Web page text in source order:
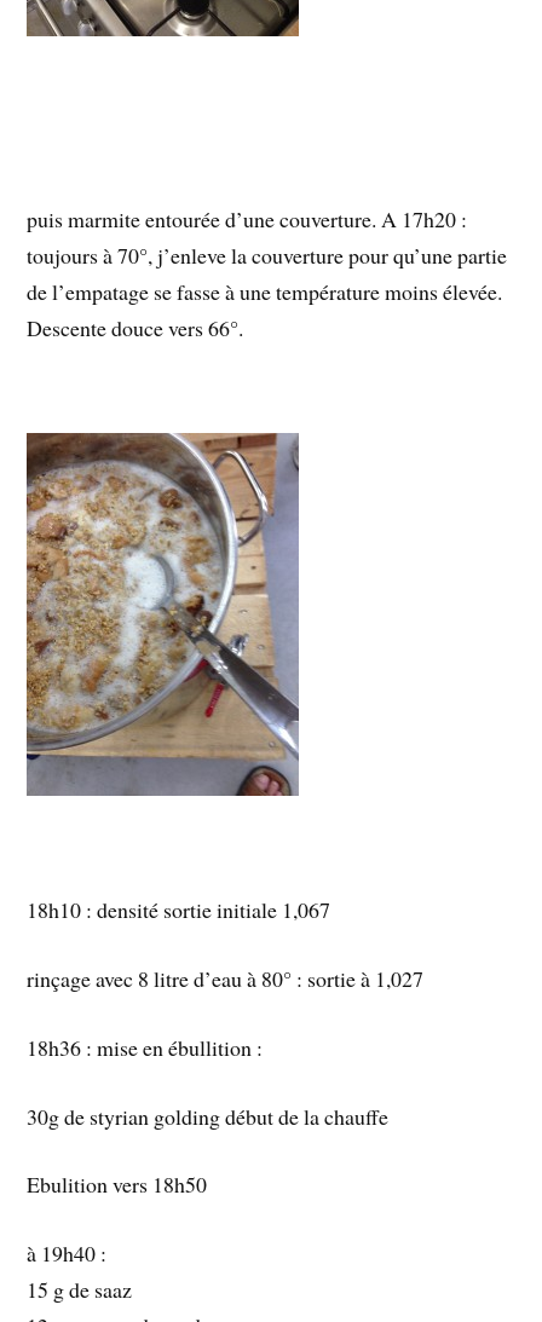
puis marmite entourée d’une couverture. A 17h20 :
toujours à 70°, j’enleve la couverture pour qu’une partie
de l’empatage se fasse à une température moins élevée.
Descente douce vers 66°.
18h10 : densité sortie initiale 1,067
rinçage avec 8 litre d’eau à 80° : sortie à 1,027
18h36 : mise en ébullition :
30g de styrian golding début de la chauffe
Ebulition vers 18h50
à 19h40 :
15 g de saaz